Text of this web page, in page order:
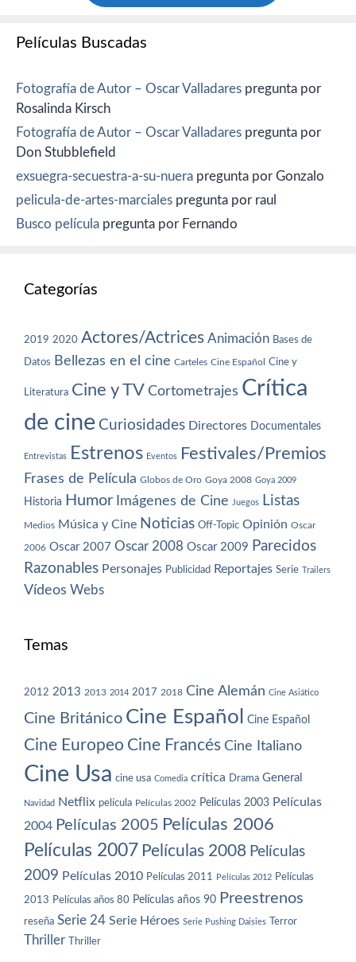
Películas Buscadas
Fotografía de Autor – Oscar Valladares pregunta por
Rosalinda Kirsch
Fotografía de Autor – Oscar Valladares pregunta por
Don Stubblefield
exsuegra-secuestra-a-su-nuera pregunta por Gonzalo
pelicula-de-artes-marciales pregunta por raul
Busco película pregunta por Fernando
Categorías
2019 2020 Actores/Actrices Animación Bases de
Datos Bellezas en el cine Carteles Cine Español Cine y
Literatura Cine y TV Cortometrajes Crítica
de cine Curiosidades Directores Documentales
Entrevistas Estrenos Eventos Festivales/Premios
Frases de Película Globos de Oro Goya 2008 Goya 2009
Historia Humor Imágenes de Cine Juegos Listas
Medios Música y Cine Noticias Off-Topic Opinión Oscar
2006 Oscar 2007 Oscar 2008 Oscar 2009 Parecidos
Razonables Personajes Publicidad Reportajes Serie Trailers
Vídeos Webs
Temas
2012 2013 2013 2014 2017 2018 Cine Alemán Cine Asiático
Cine Británico Cine Español Cine Español
Cine Europeo Cine Francés Cine Italiano
Cine Usa cine usa Comedia crítica Drama General
Navidad Netflix película Películas 2002 Películas 2003 Películas
2004 Películas 2005 Películas 2006
Películas 2007 Películas 2008 Películas
2009 Películas 2010 Películas 2011 Películas 2012 Películas
2013 Películas años 80 Películas años 90 Preestrenos
reseña Serie 24 Serie Héroes Serie Pushing Daisies Terror
Thriller Thriller